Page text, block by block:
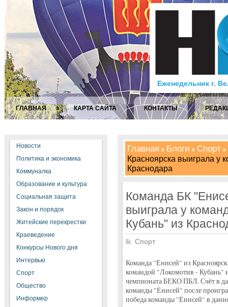
Еженедельник г.
ГЛАВНАЯ КАРТА САЙТА КОНТАКТЫ
Новости
Политика и экономика
Коммуналка
Образование и культура
Социальная защита
Закон и порядок
Житейские перекрестки
Краеведение
Конкурсы Нового дня
Интервью
Спорт
Общество
Информер
Главная Блоги Спорт
Красноярска выиграла у
Краснодара
Команда БК
выиграла у
Кубань" из
Спорт
Команда "Енисей" из
командой "Локомотив - Кубань"
чемпионата БЕКО ПБЛ. Счёт в
команды "Енисей" после
победа команды "Енисей" в